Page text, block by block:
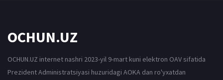
OCHUN.UZ
OCHUN.UZ internet nashri 2023-yil 9-mart kuni elektron OAV sifatida
Prezident Administratsiyasi huzuridagi AOKA dan ro'yxatdan